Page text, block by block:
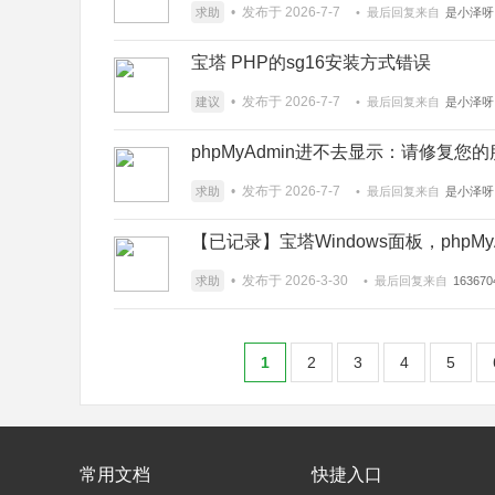
求助 • 发布于 2026-7-7 • 最后回复来自 是小泽呀
宝塔 PHP的sg16安装方式错误
建议 • 发布于 2026-7-7 • 最后回复来自 是小泽呀
phpMyAdmin进不去显示：请修复您
求助 • 发布于 2026-7-7 • 最后回复来自 是小泽呀
【已记录】宝塔Windows面板，
求助 • 发布于 2026-3-30 • 最后回复来自
1 2 3 4 5
常用文档 快捷入口